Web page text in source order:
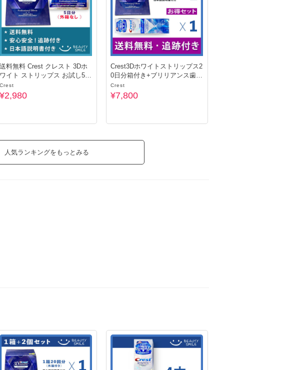
送料無料 Crest クレスト 3Dホ
ワイト ストリップス お試し5日
分
Crest
¥2,980
Crest3Dホワイトストリップス2
0日分箱付き+ブリリアンス歯磨
き粉
Crest
¥7,800
人気ランキングをもっとみる